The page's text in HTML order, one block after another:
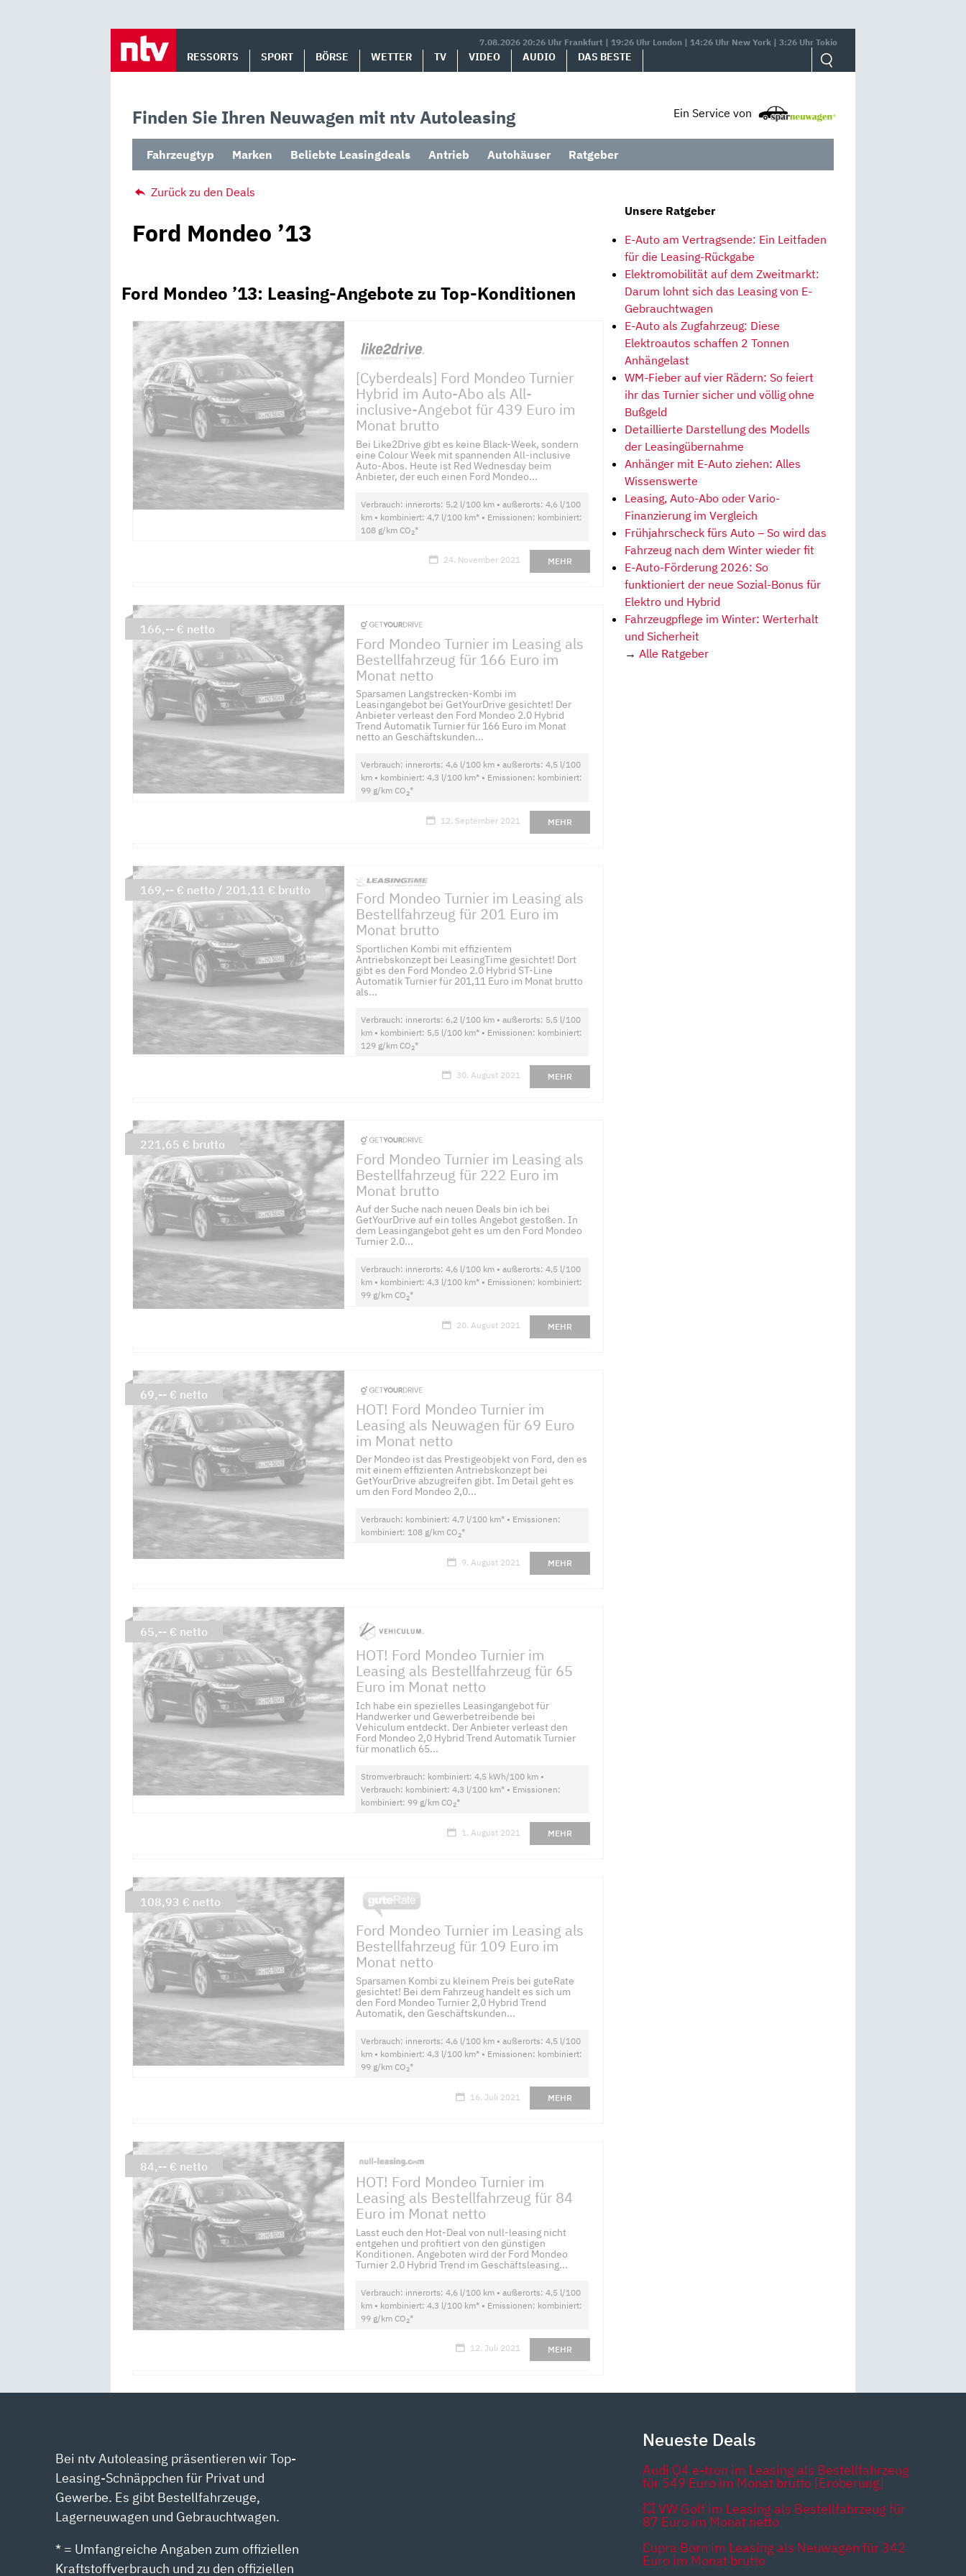
7.08.2026 20:26 Uhr Frankfurt | 19:26 Uhr London | 14:26 Uhr New York | 3:26 Uhr Tokio
RESSORTS SPORT BÖRSE WETTER TV VIDEO AUDIO DAS BESTE
Finden Sie Ihren Neuwagen mit ntv Autoleasing Ein Service von
Fahrzeugtyp Marken Beliebte Leasingdeals Antrieb Autohäuser Ratgeber
Zurück zu den Deals
Ford Mondeo ’13
Ford Mondeo ’13: Leasing-Angebote zu Top-Konditionen
[Cyberdeals] Ford Mondeo Turnier
Hybrid im Auto-Abo als All-
inclusive-Angebot für 439 Euro im
Monat brutto
Bei Like2Drive gibt es keine Black-Week, sondern
eine Colour Week mit spannenden All-inclusive
Auto-Abos. Heute ist Red Wednesday beim
Anbieter, der euch einen Ford Mondeo...
Verbrauch: innerorts: 5,2 l/100 km • außerorts: 4,6 l/100
km • kombiniert: 4,7 l/100 km* • Emissionen: kombiniert:
108 g/km CO2*
24. November 2021 MEHR
Ford Mondeo Turnier im Leasing als
Bestellfahrzeug für 166 Euro im
Monat netto
Sparsamen Langstrecken-Kombi im
Leasingangebot bei GetYourDrive gesichtet! Der
Anbieter verleast den Ford Mondeo 2.0 Hybrid
Trend Automatik Turnier für 166 Euro im Monat
netto an Geschäftskunden...
Verbrauch: innerorts: 4,6 l/100 km • außerorts: 4,5 l/100
km • kombiniert: 4,3 l/100 km* • Emissionen: kombiniert:
99 g/km CO2*
12. September 2021 MEHR
166,-- € netto
Ford Mondeo Turnier im Leasing als
Bestellfahrzeug für 201 Euro im
Monat brutto
Sportlichen Kombi mit effizientem
Antriebskonzept bei LeasingTime gesichtet! Dort
gibt es den Ford Mondeo 2.0 Hybrid ST-Line
Automatik Turnier für 201,11 Euro im Monat brutto
als...
Verbrauch: innerorts: 6,2 l/100 km • außerorts: 5,5 l/100
km • kombiniert: 5,5 l/100 km* • Emissionen: kombiniert:
129 g/km CO2*
30. August 2021 MEHR
169,-- € netto / 201,11 € brutto
Ford Mondeo Turnier im Leasing als
Bestellfahrzeug für 222 Euro im
Monat brutto
Auf der Suche nach neuen Deals bin ich bei
GetYourDrive auf ein tolles Angebot gestoßen. In
dem Leasingangebot geht es um den Ford Mondeo
Turnier 2.0...
Verbrauch: innerorts: 4,6 l/100 km • außerorts: 4,5 l/100
km • kombiniert: 4,3 l/100 km* • Emissionen: kombiniert:
99 g/km CO2*
20. August 2021 MEHR
221,65 € brutto
HOT! Ford Mondeo Turnier im
Leasing als Neuwagen für 69 Euro
im Monat netto
Der Mondeo ist das Pres­ti­ge­ob­jekt von Ford, den es
mit einem effizienten Antriebskonzept bei
GetYourDrive abzugreifen gibt. Im Detail geht es
um den Ford Mondeo 2,0...
Verbrauch: kombiniert: 4,7 l/100 km* • Emissionen:
kombiniert: 108 g/km CO2*
9. August 2021 MEHR
69,-- € netto
HOT! Ford Mondeo Turnier im
Leasing als Bestellfahrzeug für 65
Euro im Monat netto
Ich habe ein spezielles Leasingangebot für
Handwerker und Gewerbetreibende bei
Vehiculum entdeckt. Der Anbieter verleast den
Ford Mondeo 2,0 Hybrid Trend Automatik Turnier
für monatlich 65...
Stromverbrauch: kombiniert: 4,5 kWh/100 km •
Verbrauch: kombiniert: 4,3 l/100 km* • Emissionen:
kombiniert: 99 g/km CO2*
1. August 2021 MEHR
65,-- € netto
Ford Mondeo Turnier im Leasing als
Bestellfahrzeug für 109 Euro im
Monat netto
Sparsamen Kombi zu kleinem Preis bei guteRate
gesichtet! Bei dem Fahrzeug handelt es sich um
den Ford Mondeo Turnier 2,0 Hybrid Trend
Automatik, den Geschäftskunden...
Verbrauch: innerorts: 4,6 l/100 km • außerorts: 4,5 l/100
km • kombiniert: 4,3 l/100 km* • Emissionen: kombiniert:
99 g/km CO2*
16. Juli 2021 MEHR
108,93 € netto
HOT! Ford Mondeo Turnier im
Leasing als Bestellfahrzeug für 84
Euro im Monat netto
Lasst euch den Hot-Deal von null-leasing nicht
entgehen und profitiert von den günstigen
Konditionen. Angeboten wird der Ford Mondeo
Turnier 2.0 Hybrid Trend im Geschäftsleasing...
Verbrauch: innerorts: 4,6 l/100 km • außerorts: 4,5 l/100
km • kombiniert: 4,3 l/100 km* • Emissionen: kombiniert:
99 g/km CO2*
12. Juli 2021 MEHR
84,-- € netto
Unsere Ratgeber
E-Auto am Vertragsende: Ein Leitfaden
für die Leasing-Rückgabe
Elektromobilität auf dem Zweitmarkt:
Darum lohnt sich das Leasing von E-
Gebrauchtwagen
E-Auto als Zugfahrzeug: Diese
Elektroautos schaffen 2 Tonnen
Anhängelast
WM-Fieber auf vier Rädern: So feiert
ihr das Turnier sicher und völlig ohne
Bußgeld
Detaillierte Darstellung des Modells
der Leasingübernahme
Anhänger mit E-Auto ziehen: Alles
Wissenswerte
Leasing, Auto-Abo oder Vario-
Finanzierung im Vergleich
Frühjahrscheck fürs Auto – So wird das
Fahrzeug nach dem Winter wieder fit
E-Auto-Förderung 2026: So
funktioniert der neue Sozial-Bonus für
Elektro und Hybrid
Fahrzeugpflege im Winter: Werterhalt
und Sicherheit
→ Alle Ratgeber
Bei ntv Autoleasing präsentieren wir Top-
Leasing-Schnäppchen für Privat und
Gewerbe. Es gibt Bestellfahrzeuge,
Lagerneuwagen und Gebrauchtwagen.
* = Umfangreiche Angaben zum offiziellen
Kraftstoffverbrauch und zu den offiziellen
Neueste Deals
Audi Q4 e-tron im Leasing als Bestellfahrzeug
für 549 Euro im Monat brutto [Eroberung]
💥 VW Golf im Leasing als Bestellfahrzeug für
87 Euro im Monat netto
Cupra Born im Leasing als Neuwagen für 342
Euro im Monat brutto